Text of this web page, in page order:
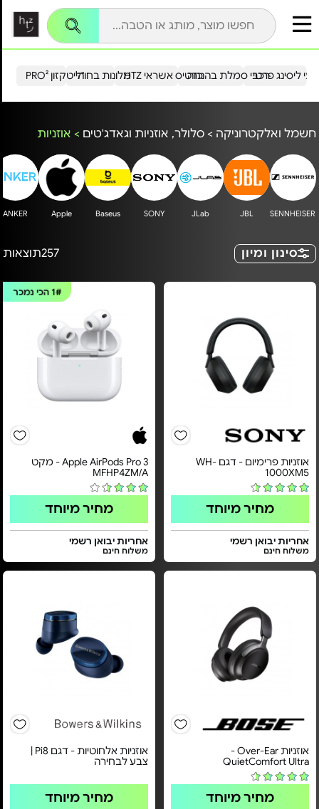
הייטקזון PRO²מלונות בחו"ל כרטיס אשראי HTZ ליסינג פרטירכבי סמלת בהנחה
חשמל ואלקטרוניקה > סלולר, אוזניות וגאדג'טים > אוזניות
SENNHEISER
JBL
JLab
SONY
Baseus
Apple
ANKER
סינון ומיון 257תוצאות
אוזניות פרימיום - דגם WH-
1000XM5
מחיר מיוחד
אחריות יבואן רשמי
משלוח חינם
1#הכי נמכר
Apple AirPods Pro 3 - מקט
MFHP4ZM/A
מחיר מיוחד
אחריות יבואן רשמי
משלוח חינם
אוזניות Over-Ear‏ -
QuietComfort Ultra
מחיר מיוחד
אוזניות אלחוטיות - דגם Pi8 |
צבע לבחירה
מחיר מיוחד